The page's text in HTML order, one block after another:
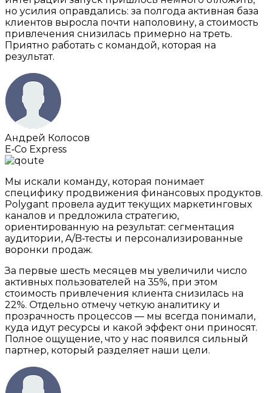
но усилия оправдались: за полгода активная база
клиентов выросла почти наполовину, а стоимость
привлечения снизилась примерно на треть.
Приятно работать с командой, которая на
результат.
Андрей Колосов
E‑Co Express
Мы искали команду, которая понимает
специфику продвижения финансовых продуктов.
Polygant провела аудит текущих маркетинговых
каналов и предложила стратегию,
ориентированную на результат: сегментация
аудитории, A/B‑тесты и персонализированные
воронки продаж.
За первые шесть месяцев мы увеличили число
активных пользователей на 35%, при этом
стоимость привлечения клиента снизилась на
22%. Отдельно отмечу четкую аналитику и
прозрачность процессов — мы всегда понимали,
куда идут ресурсы и какой эффект они приносят.
Полное ощущение, что у нас появился сильный
партнер, который разделяет наши цели.